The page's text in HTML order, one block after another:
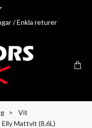
/ Enkla returer
Vit
Mattvit (8,6L)